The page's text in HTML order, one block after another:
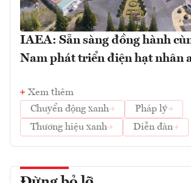
IAEA: Sẵn sàng đồng hành
Nam phát triển điện hạt nhân
Xem thêm
Chuyển động xanh
Pháp lý
Thương hiệu xanh
Diễn đàn